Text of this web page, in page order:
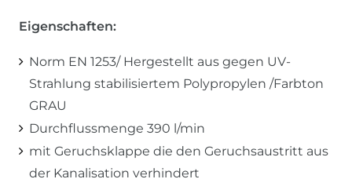
Eigenschaften:
Norm EN 1253/ Hergestellt aus gegen UV-
Strahlung stabilisiertem Polypropylen /Farbton
GRAU
Durchflussmenge 390 l/min
mit Geruchsklappe die den Geruchsaustritt aus
der Kanalisation verhindert